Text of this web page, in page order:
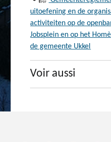
uitoefening en de
activiteiten op de
Jobsplein en op het
de gemeente Ukkel
Voir aussi